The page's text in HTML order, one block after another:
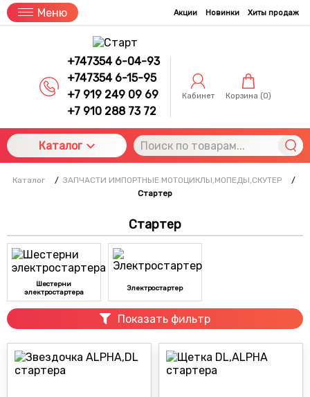
Меню Акции Новинки Хиты продаж
+747354 6-04-93
+747354 6-15-95
+7 919 249 09 69
+7 910 288 73 72
Кабинет Корзина (0)
Каталог
Каталог / ЗАПЧАСТИ ИМПОРТНЫЕ МОТОЦИКЛЫ,МОПЕДЫ,СКУТЕР
/
Стартер
Стартер
Шестерни
электростартера
Электростартер
Показать фильтр